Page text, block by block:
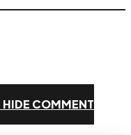
HIDE COMMENT